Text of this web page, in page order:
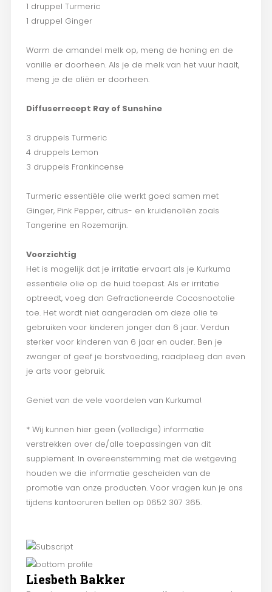
1 druppel Turmeric
1 druppel Ginger
Warm de amandel melk op, meng de honing en de
vanille er doorheen. Als je de melk van het vuur haalt,
meng je de oliën er doorheen.
Diffuserrecept Ray of Sunshine
3 druppels Turmeric
4 druppels Lemon
3 druppels Frankincense
Turmeric essentiële olie werkt goed samen met
Ginger, Pink Pepper, citrus- en kruidenoliën zoals
Tangerine en Rozemarijn.
Voorzichtig
Het is mogelijk dat je irritatie ervaart als je Kurkuma
essentiële olie op de huid toepast. Als er irritatie
optreedt, voeg dan Gefractioneerde Cocosnootolie
toe. Het wordt niet aangeraden om deze olie te
gebruiken voor kinderen jonger dan 6 jaar. Verdun
sterker voor kinderen van 6 jaar en ouder. Ben je
zwanger of geef je borstvoeding, raadpleeg dan even
je arts voor gebruik.
Geniet van de vele voordelen van Kurkuma!
* Wij kunnen hier geen (volledige) informatie
verstrekken over de/alle toepassingen van dit
supplement. In overeenstemming met de wetgeving
houden we die informatie gescheiden van de
promotie van onze producten. Voor vragen kun je ons
tijdens kantooruren bellen op 0652 307 365.
Liesbeth Bakker